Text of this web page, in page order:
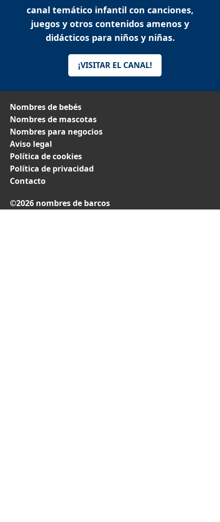
canal temático infantil con canciones,
juegos y otros contenidos amenos y
didácticos para niños y niñas.
¡VISITAR EL CANAL!
Nombres de bebés
Nombres de mascotas
Nombres para negocios
Aviso legal
Política de cookies
Política de privacidad
Contacto
©2026 nombres de barcos